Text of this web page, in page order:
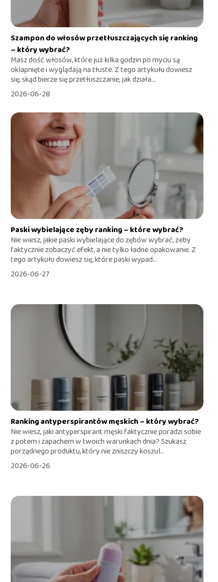
Szampon do włosów przetłuszczających się ranking
– który wybrać?
Masz dość włosów, które już kilka godzin po myciu są
oklapnięte i wyglądają na tłuste. Z tego artykułu dowiesz
się, skąd bierze się przetłuszczanie, jak działa...
2026-06-28
Paski wybielające zęby ranking – które wybrać?
Nie wiesz, jakie paski wybielające do zębów wybrać, żeby
faktycznie zobaczyć efekt, a nie tylko ładne opakowanie. Z
tego artykułu dowiesz się, które paski wypad...
2026-06-27
Ranking antyperspirantów męskich – który wybrać?
Nie wiesz, jaki antyperspirant męski faktycznie poradzi sobie
z potem i zapachem w twoich warunkach dnia? Szukasz
porządnego produktu, który nie zniszczy koszul...
2026-06-26